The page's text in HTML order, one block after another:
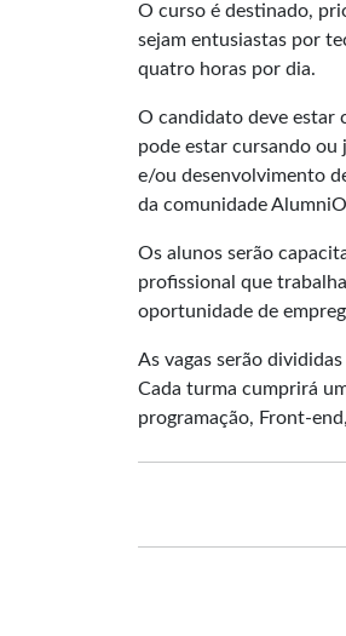
O curso é destinado,
sejam entusiastas por
quatro horas por dia.
O candidato deve estar
pode estar cursando
e/ou desenvolvimento
da comunidade
Os alunos serão
profissional que
oportunidade de
As vagas serão
Cada turma cumprirá
programação, Front-